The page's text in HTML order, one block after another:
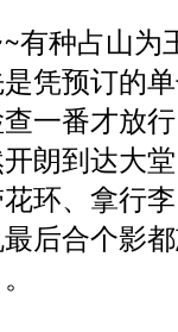
有种占山
凭预订的
一番才放
朗到达大
环、拿行
后合个影